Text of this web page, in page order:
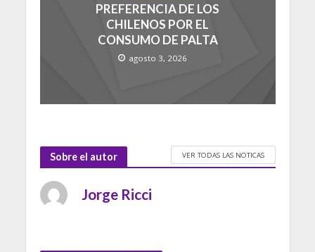
PREFERENCIA DE LOS
CHILENOS POR EL
CONSUMO DE PALTA
agosto 3, 2026
Sobre el autor VER TODAS LAS NOTICAS
Jorge Ricci